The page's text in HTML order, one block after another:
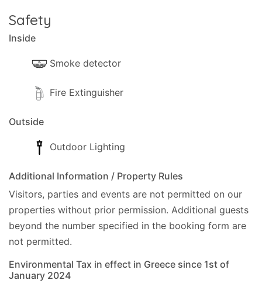
- Nejbližší minimarket, 650m.
- Vodní park, .
- Marina, 32 km.
- Potápěčské centrum, 16 km.
- Nemocnice, 32 km.
- Policejní stanice, 23 km.
- Místní úřad Eos, 6 km.
Safety
Inside
Smoke detector
Fire Extinguisher
Outside
Outdoor Lighting
Additional Information / Property Rules
Visitors, parties and events are not permitted on our
properties without prior permission. Additional guests
beyond the number specified in the booking form are
not permitted.
Environmental Tax in effect in Greece since 1st of
January 2024